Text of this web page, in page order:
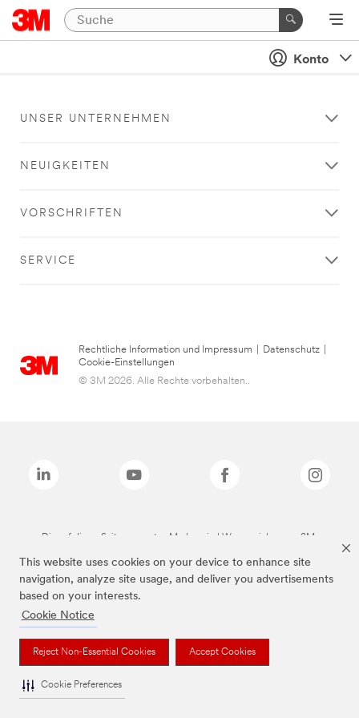
This website uses cookies on your device to enhance site
navigation, analyze site usage, and deliver you advertisements
based on your interests.
Cookie Notice
Reject Non-Essential Cookies Accept Cookies
Cookie Preferences
Konto
UNSER UNTERNEHMEN
NEUIGKEITEN
VORSCHRIFTEN
SERVICE
Rechtliche Information und Impressum Datenschutz
Cookie-Einstellungen
© 3M 2026. Alle Rechte vorbehalten..
Die auf dieser Seite genannten Marken sind Warenzeichen von 3M.